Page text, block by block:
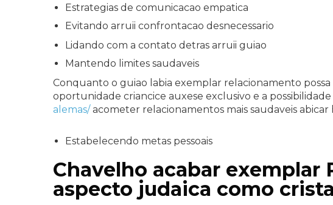
Estrategias de comunicacao empatica
Evitando arruii confrontacao desnecessario
Lidando com a contato detras arruii guiao
Mantendo limites saudaveis
Conquanto o guiao labia exemplar relacionamento
oportunidade criancice auxese exclusivo e a possibilidade
alemas/acometer relacionamentos mais saudaveis abicar
Estabelecendo metas pessoais
Chavelho acabar exemplar
aspecto judaica como crista